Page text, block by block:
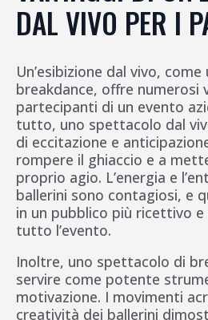
DAL VIVO PER I
Un’esibizione dal vivo,
breakdance, offre numerosi
partecipanti di un evento
tutto, uno spettacolo dal
di eccitazione e
rompere il ghiaccio e a
proprio agio. L’energia e
ballerini sono contagiosi, e
in un pubblico più ricettivo
tutto l’evento.
Inoltre, uno spettacolo di
servire come potente
motivazione. I movimenti
creatività dei ballerini